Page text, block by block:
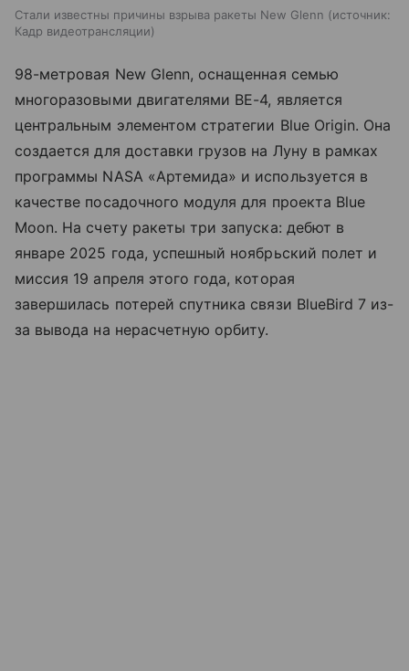
Стали известны причины взрыва ракеты New Glenn
источник:
Кадр видеотрансляции
98-метровая New Glenn, оснащенная семью
многоразовыми двигателями BE-4, является
центральным элементом стратегии Blue Origin. Она
создается для доставки грузов на Луну в рамках
программы NASA «Артемида» и используется в
качестве посадочного модуля для проекта Blue
Moon. На счету ракеты три запуска: дебют в
январе 2025 года, успешный ноябрьский полет и
миссия 19 апреля этого года, которая
завершилась потерей спутника связи BlueBird 7 из-
за вывода на нерасчетную орбиту.